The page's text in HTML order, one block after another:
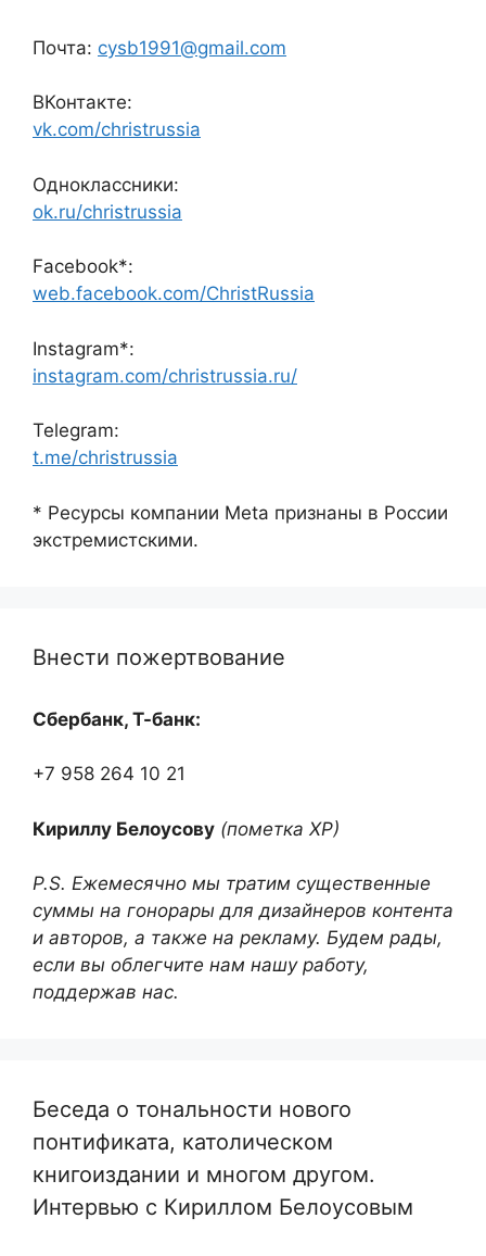
Почта: cysb1991@gmail.com
ВКонтакте:
vk.com/christrussia
Одноклассники:
ok.ru/christrussia
Facebook*:
web.facebook.com/ChristRussia
Instagram*:
instagram.com/christrussia.ru/
Telegram:
t.me/christrussia
* Ресурсы компании Meta признаны в России
экстремистскими.
Внести пожертвование
Сбербанк, Т-банк:
+7 958 264 10 21
Кириллу Белоусову (пометка ХР)
P.S. Ежемесячно мы тратим существенные
суммы на гонорары для дизайнеров контента
и авторов, а также на рекламу. Будем рады,
если вы облегчите нам нашу работу,
поддержав нас.
Беседа о тональности нового
понтификата, католическом
книгоиздании и многом другом.
Интервью с Кириллом Белоусовым